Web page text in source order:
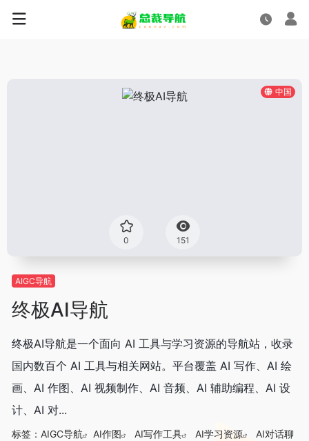
中国
0 151
AIGC导航
终极AI导航
终极AI导航是一个面向 AI 工具与学习资源的导航站，收录
国内数百个 AI 工具与相关网站。平台覆盖 AI 写作、AI 绘
画、AI 作图、AI 视频制作、AI 音频、AI 辅助编程、AI 设
计、AI 对...
标签： AIGC导航 AI作图 AI写作工具 AI学习资源
AI对话聊